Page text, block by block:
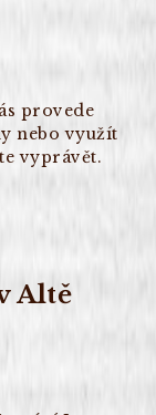
provede
nebo využít
vyprávět.
Altě